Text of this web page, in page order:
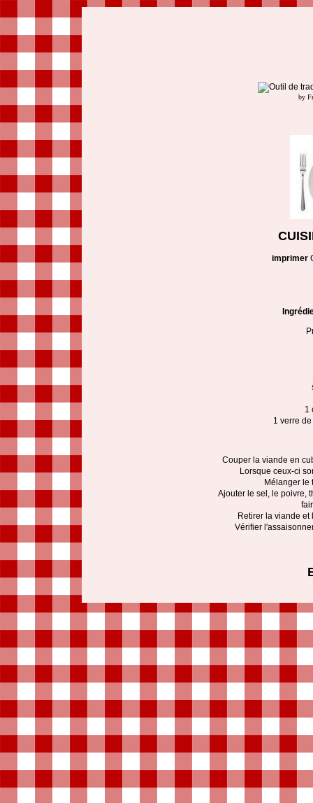
by
imprimer
1
1 verre
Couper la viande en
Lorsque ceux-ci
Mélanger le
Ajouter le sel, le poivre,
Retirer la viande
Vérifier